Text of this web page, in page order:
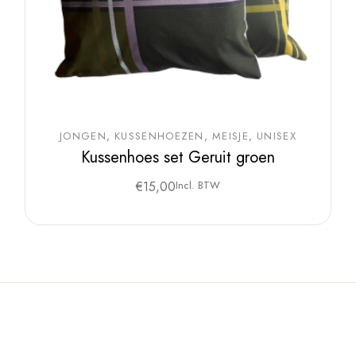
JONGEN KUSSENHOEZEN MEISJE UNISEX
Kussenhoes set Geruit groen
€15,00Incl. BTW